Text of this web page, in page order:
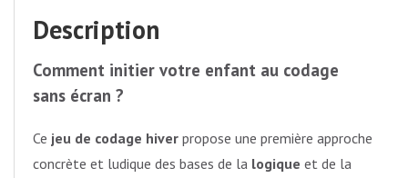
Description
Comment initier votre enfant au codage
sans écran ?
Ce jeu de codage hiver propose une première approche
concrète et ludique des bases de la logique et de la